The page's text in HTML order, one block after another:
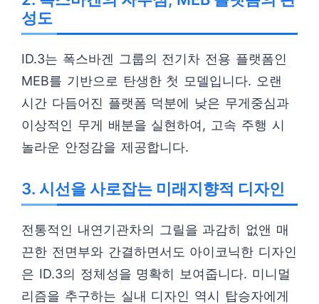
성도
ID.3는 폭스바겐 그룹의 전기차 전용 플랫폼인
MEB를 기반으로 탄생한 첫 모델입니다. 오랜
시간 다듬어진 플랫폼 덕분에 낮은 무게중심과
이상적인 무게 배분을 실현하여, 고속 주행 시
놀라운 안정감을 제공합니다.
3. 시선을 사로잡는 미래지향적 디자인
전통적인 내연기관차의 그릴을 과감히 없앤 매
끈한 전면부와 간결하면서도 아이코닉한 디자인
은 ID.3의 정체성을 명확히 보여줍니다. 미니멀
리즘을 추구하는 실내 디자인 역시 탑승자에게